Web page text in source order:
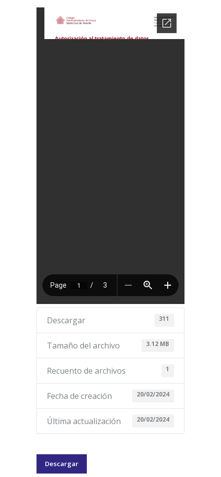
Descargar 311
Tamaño del archivo 3.12 MB
Recuento de archivos 1
Fecha de creación 20/02/2024
Última actualización 20/02/2024
Descargar